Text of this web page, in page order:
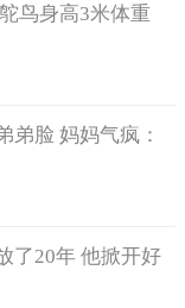
，花了3年都没有找
他很感谢荀思伟愿
很心动，但不敢起
鸟身高3米体重
弟脸 妈妈气疯：
了20年 他掀开好